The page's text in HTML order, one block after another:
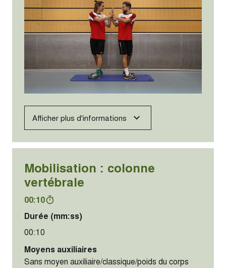
Afficher plus d'informations
Mobilisation : colonne
vertébrale
00:10
Durée (mm:ss)
00:10
Moyens auxiliaires
Sans moyen auxiliaire/classique/poids du corps